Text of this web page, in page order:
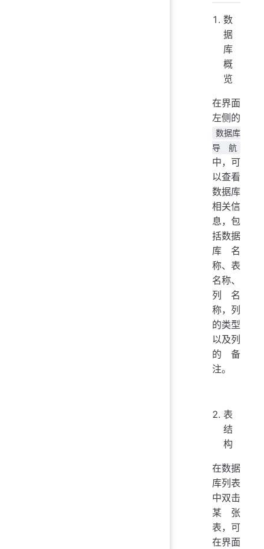
数
据
库
概
览
在界面
左侧的
数据库
导航
中，可
以查看
数据库
相关信
息，包
括数据
库名
称、表
名称、
列名
称，列
的类型
以及列
的备
注。
表
结
构
在数据
库列表
中双击
某张
表，可
在界面